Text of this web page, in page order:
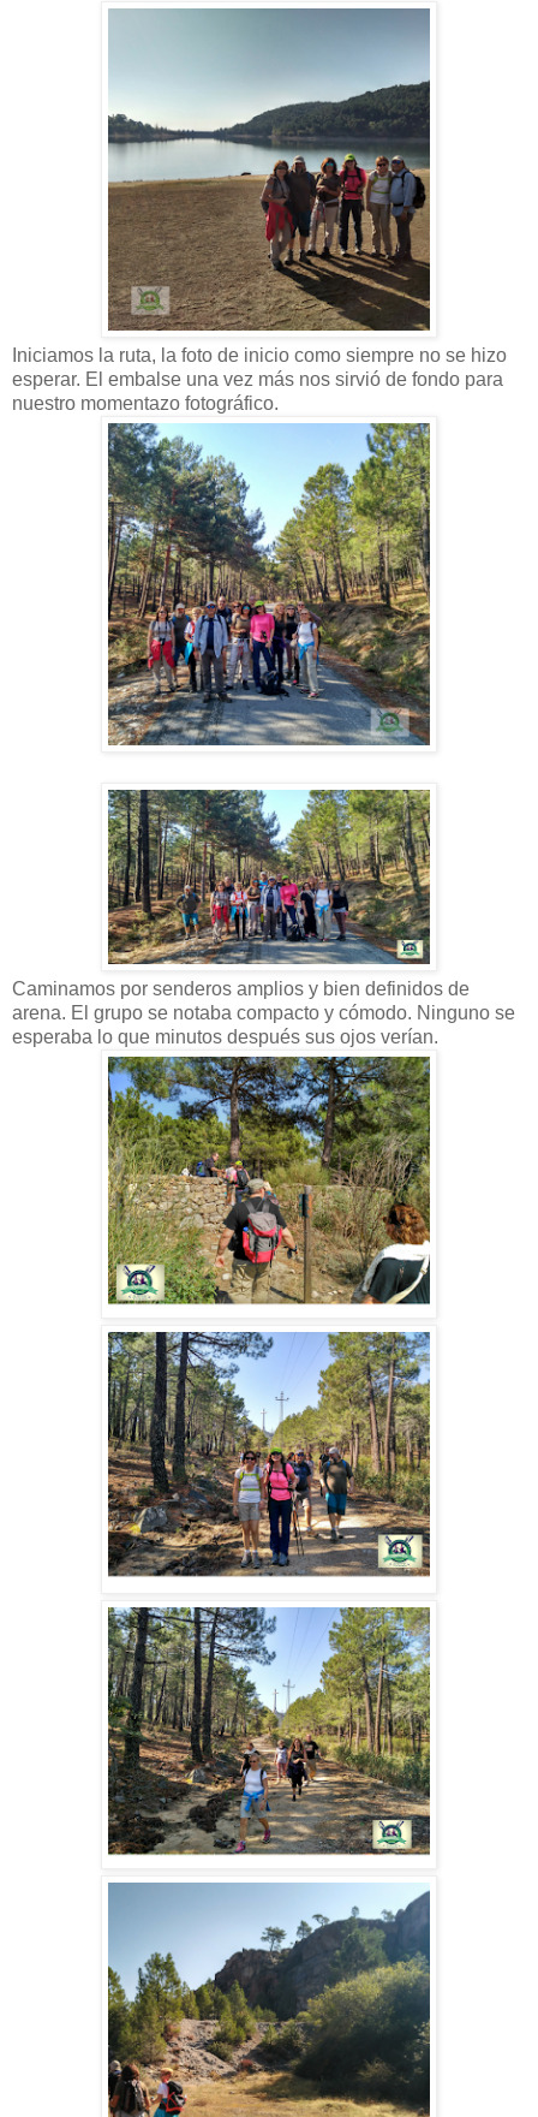
Iniciamos la ruta, la foto de inicio como siempre no se hizo
esperar. El embalse una vez más nos sirvió de fondo para
nuestro momentazo fotográfico.
Caminamos por senderos amplios y bien definidos de
arena. El grupo se notaba compacto y cómodo. Ninguno se
esperaba lo que minutos después sus ojos verían.